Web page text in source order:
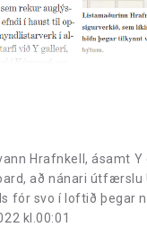
Hrafnkell, ásamt Y
að nánari útfærslu
fór svo í loftið þegar
kl.00:01